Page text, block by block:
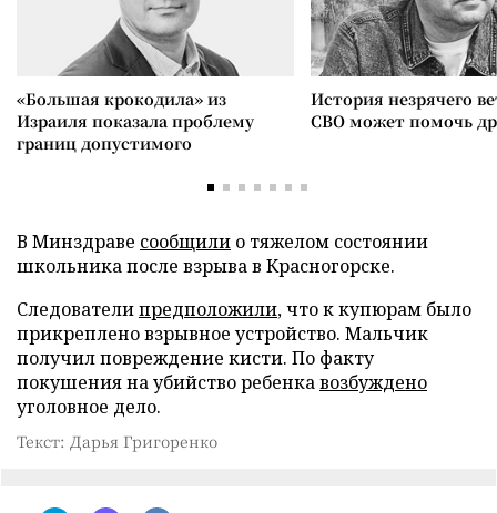
«Большая крокодила» из
Израиля показала проблему
границ допустимого
История незрячего
СВО может помочь
В Минздраве сообщили о тяжелом состоянии
школьника после взрыва в Красногорске.
Следователипредположили, что к купюрам было
прикреплено взрывное устройство. Мальчик
получил повреждение кисти. По факту
покушения на убийство ребенкавозбуждено
уголовное дело.
Текст: Дарья Григоренко